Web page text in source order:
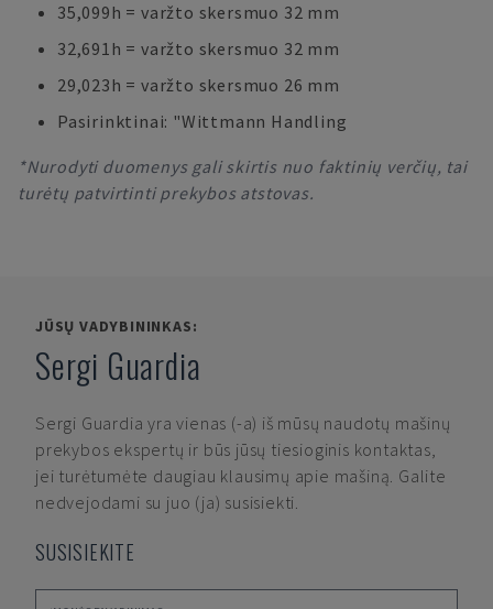
35,099h = varžto skersmuo 32 mm
32,691h = varžto skersmuo 32 mm
29,023h = varžto skersmuo 26 mm
Pasirinktinai: "Wittmann Handling
*Nurodyti duomenys gali skirtis nuo faktinių verčių, tai
turėtų patvirtinti prekybos atstovas.
JŪSŲ VADYBININKAS:
Sergi Guardia
Sergi Guardia yra vienas (-a) iš mūsų naudotų mašinų
prekybos ekspertų ir būs jūsų tiesioginis kontaktas,
jei turėtumėte daugiau klausimų apie mašiną. Galite
nedvejodami su juo (ja) susisiekti.
SUSISIEKITE